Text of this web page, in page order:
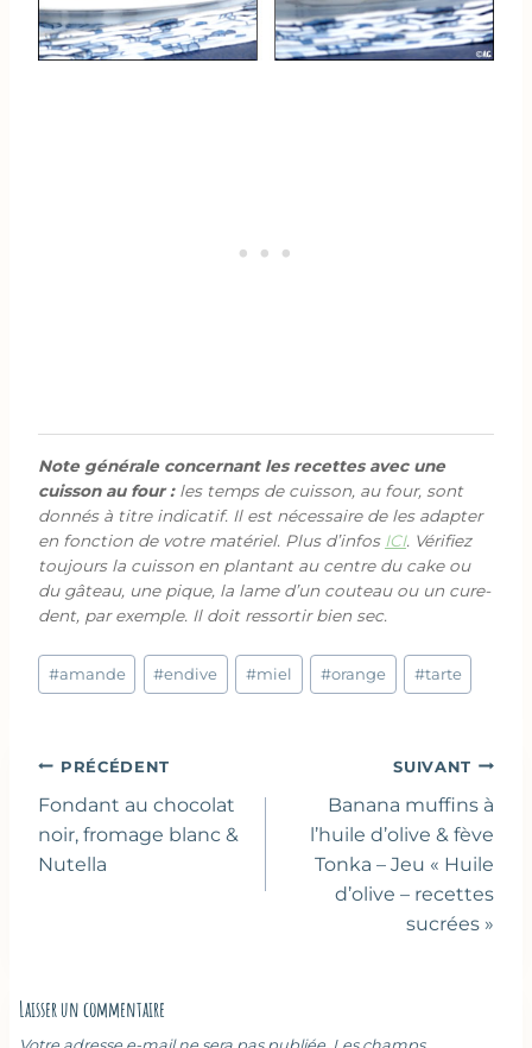
Note générale concernant les recettes avec une
cuisson au four :les temps de cuisson, au four, sont
donnés à titre indicatif. Il est nécessaire de les adapter
en fonction de votre matériel. Plus d’infos ICI. Vérifiez
toujours la cuisson en plantant au centre du cake ou
du gâteau, une pique, la lame d’un couteau ou un cure-
dent, par exemple. Il doit ressortir bien sec.
Étiquettes
de
#amande #endive #miel #orange #tarte
Navigation
de
l’article
PRÉCÉDENT
Fondant au chocolat
noir, fromage blanc &
Nutella
SUIVANT
Banana muffins à
l’huile d’olive & fève
Tonka – Jeu « Huile
d’olive – recettes
sucrées »
Laisser un commentaire